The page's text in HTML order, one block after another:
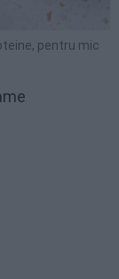
pentru mic